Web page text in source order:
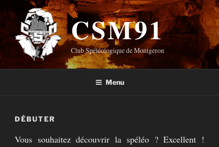
contenu
principal
CSM91
Club Spéléologique de Montgeron
Menu
DÉBUTER
Vous souhaitez découvrir la spéléo ? Excellent !